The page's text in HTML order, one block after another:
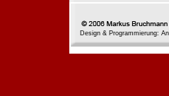
Design & Programmierung: